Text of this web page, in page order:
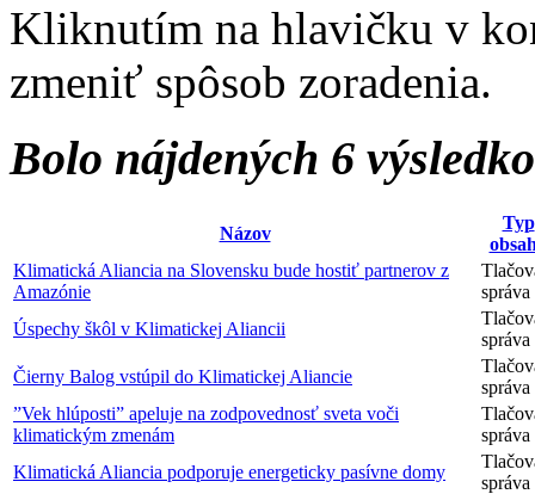
Kliknutím na hlavičku v
zmeniť spôsob zoradenia.
Bolo nájdených 6
Názov
Typ
Klimatická Aliancia na Slovensku bude hostiť partnerov z
Amazónie
správa
Úspechy škôl v Klimatickej Aliancii
správa
Čierny Balog vstúpil do Klimatickej Aliancie
správa
”Vek hlúposti” apeluje na zodpovednosť sveta voči
klimatickým zmenám
správa
Klimatická Aliancia podporuje energeticky pasívne domy
správa